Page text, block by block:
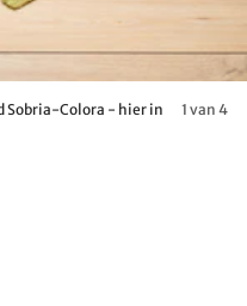
Sobria-Colora - hier in
1 van 4